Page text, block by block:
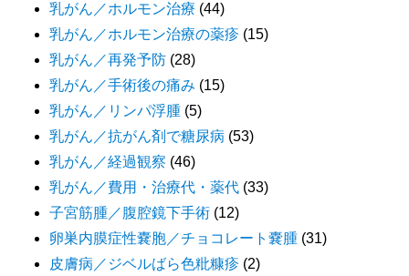
乳がん／ホルモン治療 (44)
乳がん／ホルモン治療の薬疹 (15)
乳がん／再発予防 (28)
乳がん／手術後の痛み (15)
乳がん／リンパ浮腫 (5)
乳がん／抗がん剤で糖尿病 (53)
乳がん／経過観察 (46)
乳がん／費用・治療代・薬代 (33)
子宮筋腫／腹腔鏡下手術 (12)
卵巣内膜症性嚢胞／チョコレート嚢腫 (31)
皮膚病／ジベルばら色粃糠疹 (2)